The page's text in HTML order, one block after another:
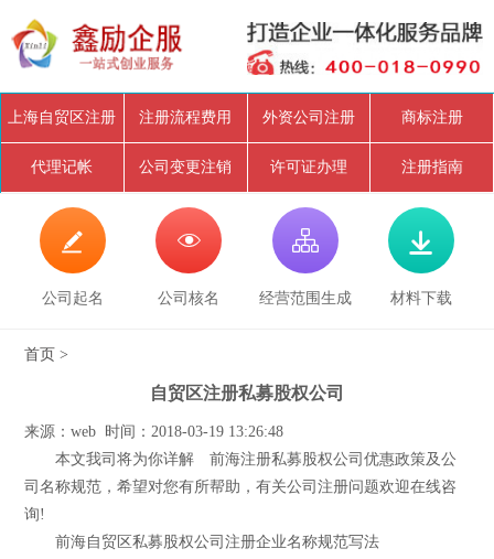
上海自贸区注册 注册流程费用 外资公司注册 商标注册
代理记帐 公司变更注销 许可证办理 注册指南

公司起名

公司核名

经营范围生成

材料下载
首页 >
自贸区注册私募股权公司
来源：web 时间：2018-03-19 13:26:48
本文我司将为你详解 前海注册私募股权公司优惠政策及公
司名称规范，希望对您有所帮助，有关公司注册问题欢迎在线咨
询!
前海自贸区私募股权公司注册企业名称规范写法